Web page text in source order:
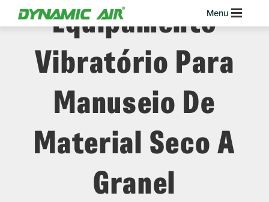
Equipamento
Vibratório Para
Manuseio De
Material Seco A
Granel